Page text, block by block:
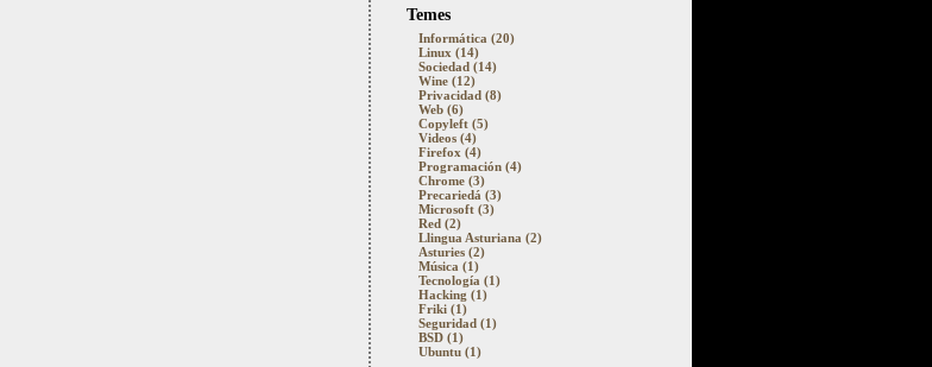
Temes
Informática (20)
Linux (14)
Sociedad (14)
Wine (12)
Privacidad (8)
Web (6)
Copyleft (5)
Videos (4)
Firefox (4)
Programación (4)
Chrome (3)
Precariedá (3)
Microsoft (3)
Red (2)
Llingua Asturiana (2)
Asturies (2)
Música (1)
Tecnología (1)
Hacking (1)
Friki (1)
Seguridad (1)
BSD (1)
Ubuntu (1)